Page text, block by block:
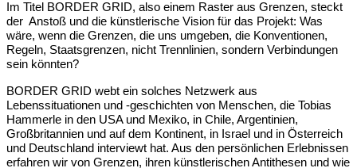
Im Titel BORDER GRID, also einem Raster aus Grenzen, steckt
der Anstoß und die künstlerische Visi­on für das Projekt: Was
wäre, wenn die Grenzen, die uns umgeben, die Konventionen,
Regeln, Staatsgrenzen, nicht Trennlinien, sondern Verbin­dungen
sein könnten?
BORDER GRID webt ein solches Netzwerk aus
Lebenssituationen und -geschichten von Menschen, die Tobias
Hammerle in den USA und Mexiko, in Chile, Argentinien,
Großbritannien und auf dem Kontinent, in Israel und in Österreich
und Deutschland interviewt hat. Aus den persönlichen Erleb­nissen
erfahren wir von Grenzen, ihren künstlerischen Antithesen und wie